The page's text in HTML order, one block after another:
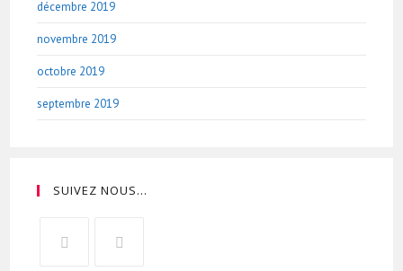
décembre 2019
novembre 2019
octobre 2019
septembre 2019
SUIVEZ NOUS…